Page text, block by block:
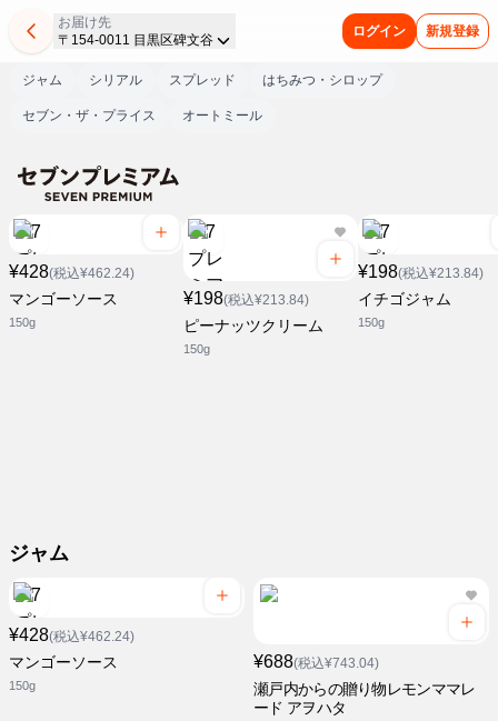
お届け先
〒154-0011 目黒区碑文谷
ログイン 新規登録
ジャム シリアル スプレッド はちみつ・シロップ
セブン・ザ・プライス オートミール
¥428(税込¥462.24)
マンゴーソース
150g
¥198(税込¥213.84)
ピーナッツクリーム
150g
¥198(税込¥213.84)
イチゴジャム
150g
ジャム
¥428(税込¥462.24)
マンゴーソース
150g
¥688(税込¥743.04)
瀬戸内からの贈り物レモンママレ
ード アヲハタ